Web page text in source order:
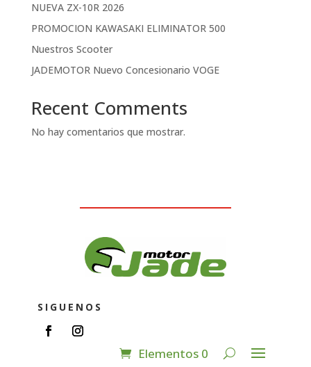
NUEVA ZX-10R 2026
PROMOCION KAWASAKI ELIMINATOR 500
Nuestros Scooter
JADEMOTOR Nuevo Concesionario VOGE
Recent Comments
No hay comentarios que mostrar.
SIGUENOS
Elementos 0